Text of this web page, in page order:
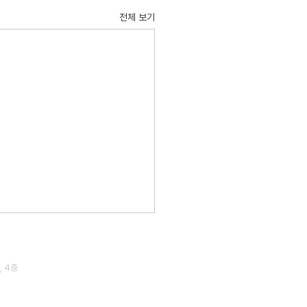
전체 보기
4층